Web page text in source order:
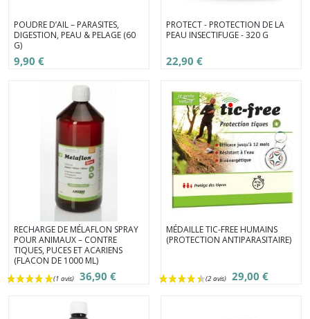
POUDRE D’AIL – PARASITES,
DIGESTION, PEAU & PELAGE (60
G)
9,90 €
PROTECT - PROTECTION DE LA
PEAU INSECTIFUGE - 320 G
22,90 €
RECHARGE DE MÉLAFLON SPRAY
POUR ANIMAUX – CONTRE
TIQUES, PUCES ET ACARIENS
(FLACON DE 1000 ML)
36,90 €
MÉDAILLE TIC-FREE HUMAINS
(PROTECTION ANTIPARASITAIRE)
29,00 €